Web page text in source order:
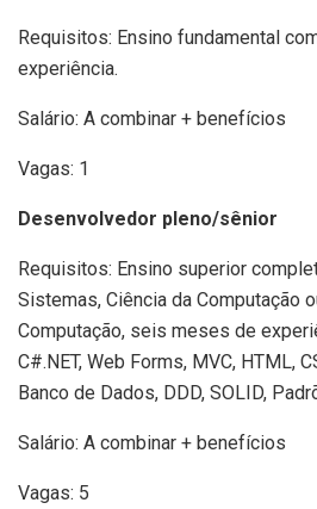
Requisitos: Ensino fundamental
experiência.
Salário: A combinar + benefícios
Vagas: 1
Desenvolvedor pleno/sênior
Requisitos: Ensino superior
Sistemas, Ciência da Computação
Computação, seis meses de
C#.NET, Web Forms, MVC, HTML,
Banco de Dados, DDD, SOLID,
Salário: A combinar + benefícios
Vagas: 5